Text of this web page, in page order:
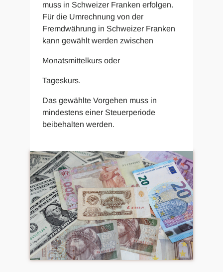
muss in Schweizer Franken erfolgen.
Für die Umrechnung von der
Fremdwährung in Schweizer Franken
kann gewählt werden zwischen
Monatsmittelkurs oder
Tageskurs.
Das gewählte Vorgehen muss in
mindestens einer Steuerperiode
beibehalten werden.